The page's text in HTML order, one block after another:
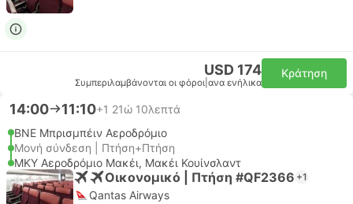
USD 174
Συμπεριλαμβάνονται οι φόροι ανα ενήλικα
Κράτηση
14:00 11:10+1 21ώ 10λεπτά
BNE Μπρισμπέιν Αεροδρόμιο
Μονή σύνδεση | Πτήση+Πτήση
MKY Αεροδρόμιο Μακέι, Μακέι Κουίνσλαντ
Οικονομικό | Πτήση #QF2366 +1
Qantas Airways